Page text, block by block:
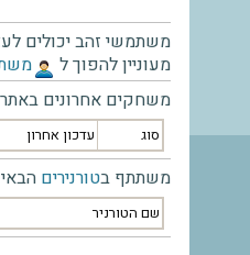
משתמשי זהב יכולים
מעוניין להפוך ל
משחקים אחרונים
סוג עדכון אחרון
משתתף בטורנירים
שם הטורניר